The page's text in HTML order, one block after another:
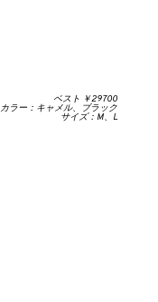
ベスト ￥29700
カラー：キャメル、ブラック
サイズ：M、L